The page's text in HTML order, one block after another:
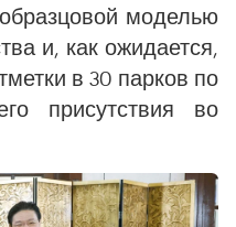
моделью
и, как ожидается,
в 30 парков по
присутствия во